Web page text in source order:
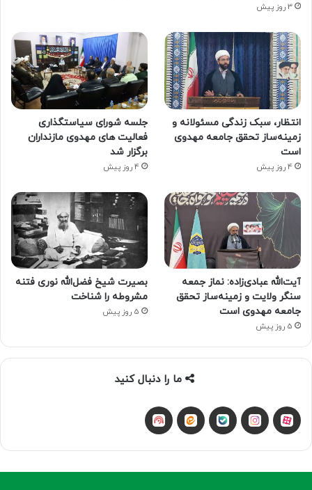
3 روز پیش
انتظار، سبک زندگی مسئولانه و
زمینه‌ساز تحقق جامعه مهدوی
است
4 روز پیش
جلسه شورای سیاستگذاری
فعالیت های مهدوی مازنداران
برگزار شد
4 روز پیش
آیت‌الله عبادی‌زاده: نماز جمعه
سنگر ولایت و زمینه‌ساز تحقق
جامعه مهدوی است
5 روز پیش
بصیرت شیخ فضل‌الله نوری فتنه
مشروطه را شناخت
5 روز پیش
ما را دنبال کنید
آپاراتاینستاگرام
بله ایتا شنوتو